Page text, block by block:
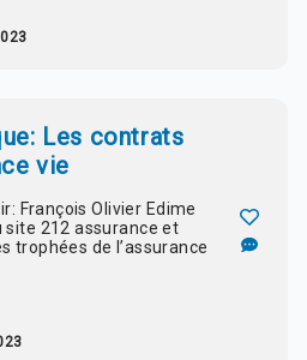
Les contrats
vie
François Olivier Edime
212 assurance et
trophées de l’assurance